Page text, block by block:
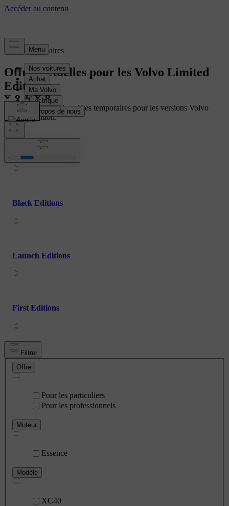
Offres temporaires
Offres actuelles pour les Volvo Limited
Editions
Découvrez toutes les offres temporaires pour les versions Volvo
Limited Edition.
Business Editions
Black Editions
Launch Editions
First Editions
Filtrer
Offre
Pour les particuliers
Pour les professionnels
Moteur
Essence
Modèle
XC40